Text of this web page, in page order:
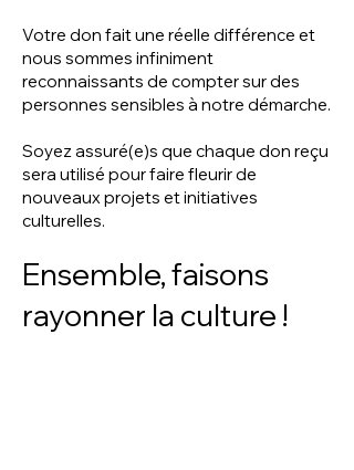
Votre don fait une réelle différence et
nous sommes infiniment
reconnaissants de compter sur des
personnes sensibles à notre démarche.
Soyez assuré(e)s que chaque don reçu
sera utilisé pour faire fleurir de
nouveaux projets et initiatives
culturelles.
Ensemble, faisons
rayonner la culture !